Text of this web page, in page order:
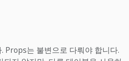
Props는 불변으로 다뤄야 합니다.